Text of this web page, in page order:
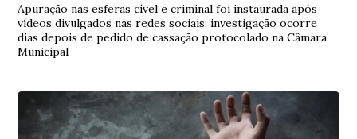
Apuração nas esferas cível e criminal foi instaurada após
vídeos divulgados nas redes sociais; investigação ocorre
dias depois de pedido de cassação protocolado na Câmara
Municipal